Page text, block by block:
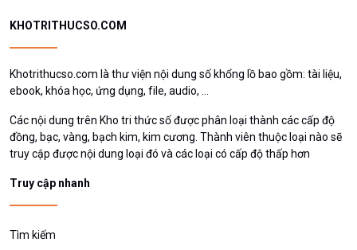
KHOTRITHUCSO.COM
Khotrithucso.com là thư viện nội dung số khổng lồ bao gồm: tài liệu,
ebook, khóa học, ứng dụng, file, audio, ...
Các nội dung trên Kho tri thức số được phân loại thành các cấp độ
đồng, bạc, vàng, bạch kim, kim cương. Thành viên thuộc loại nào sẽ
truy cập được nội dung loại đó và các loại có cấp độ thấp hơn
Truy cập nhanh
Tìm kiếm